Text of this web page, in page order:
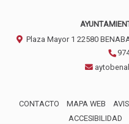
Plaza Mayor 1 22580
CONTACTO MAPA WEB
ACCESIBILIDAD